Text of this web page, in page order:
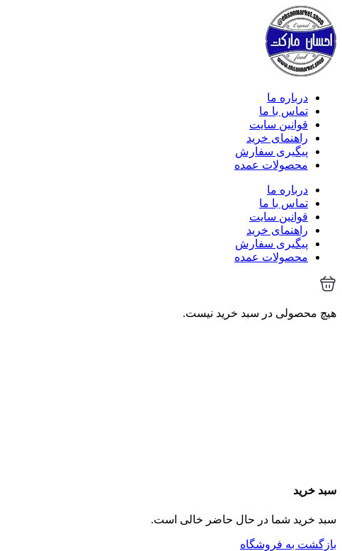
درباره ما
تماس با ما
قوانین سایت
راهنمای خرید
پیگیری سفارش
محصولات عمده
درباره ما
تماس با ما
قوانین سایت
راهنمای خرید
پیگیری سفارش
محصولات عمده
هیچ محصولی در سبد خرید نیست.
سبد خرید
سبد خرید شما در حال حاضر خالی است.
بازگشت به فروشگاه